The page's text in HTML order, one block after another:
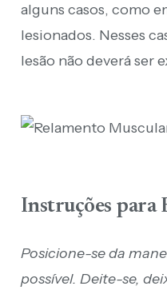
alguns casos, como
lesionados. Nesses
lesão não deverá ser
Instruções para
Posicione-se da
possível. Deite-se,